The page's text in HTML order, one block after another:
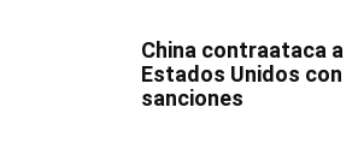
China contraataca a
Estados Unidos con
sanciones